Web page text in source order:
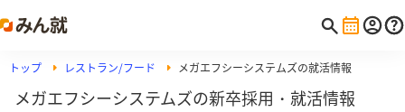
トップ レストラン/フード メガエフシーシステムズの就活情報
メガエフシーシステムズの新卒採用・就活情報